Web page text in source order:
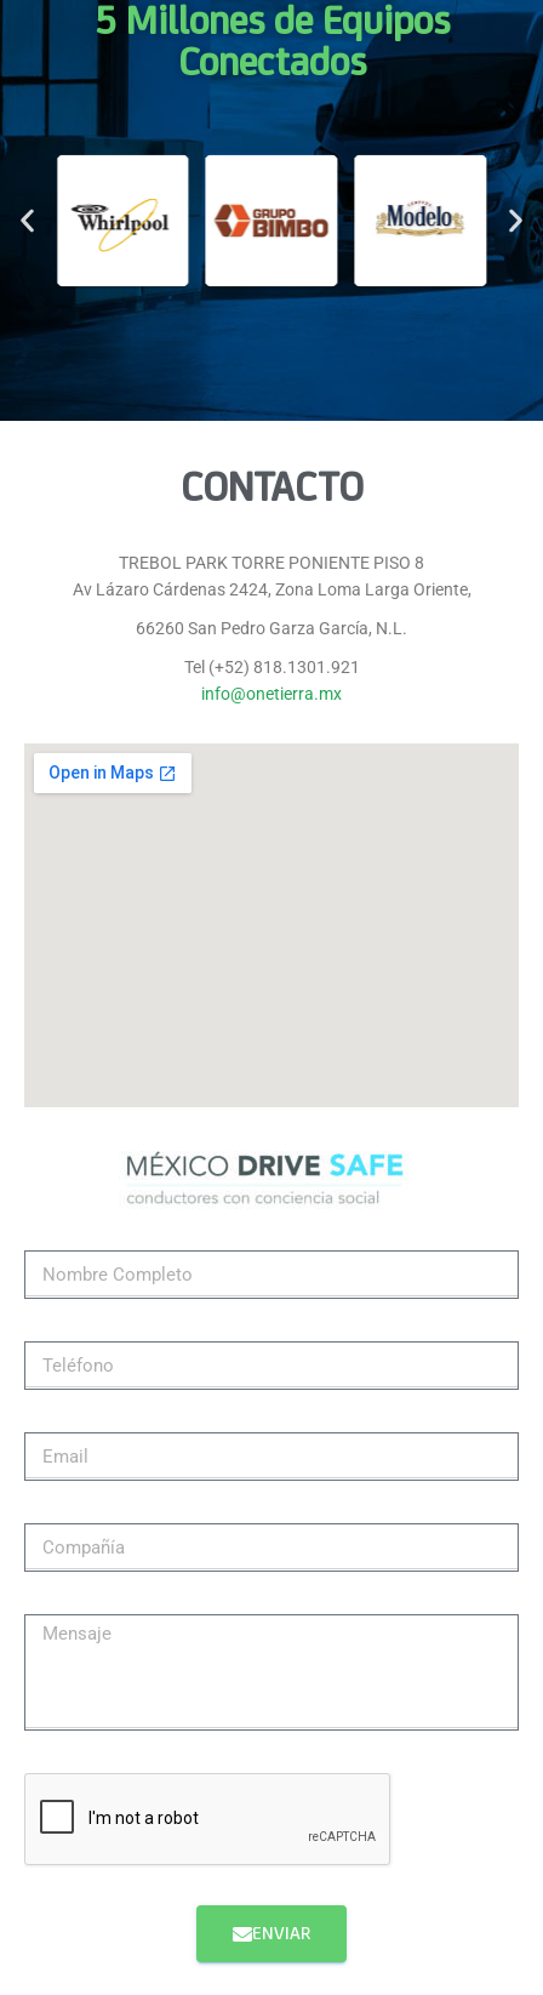
5 Millones de Equipos
Conectados
CONTACTO
TREBOL PARK TORRE PONIENTE PISO 8
Av Lázaro Cárdenas 2424, Zona Loma Larga Oriente,
66260 San Pedro Garza García, N.L.
Tel (+52) 818.1301.921
info@onetierra.mx
ENVIAR